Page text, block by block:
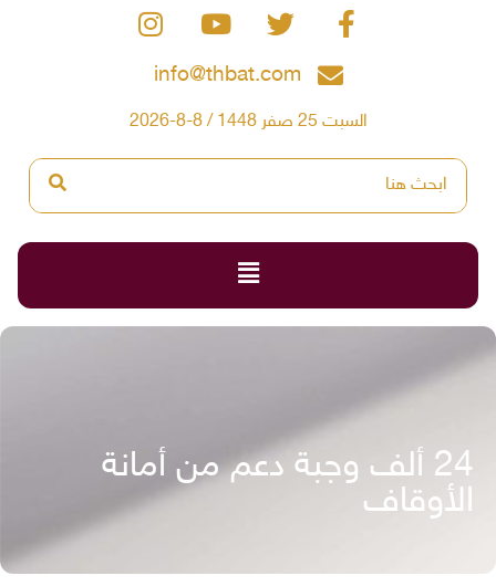
info@thbat.com
السبت 25 صفر 1448 / 8-8-2026
24 ألف وجبة دعم من أمانة
الأوقاف